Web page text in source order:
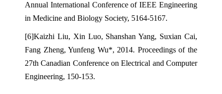
Annual International Conference of IEEE Engineering
in Medicine and Biology Society, 5164-5167.
[6]Kaizhi Liu, Xin Luo, Shanshan Yang, Suxian Cai,
Fang Zheng, Yunfeng Wu*, 2014. Proceedings of the
27th Canadian Conference on Electrical and Computer
Engineering, 150-153.